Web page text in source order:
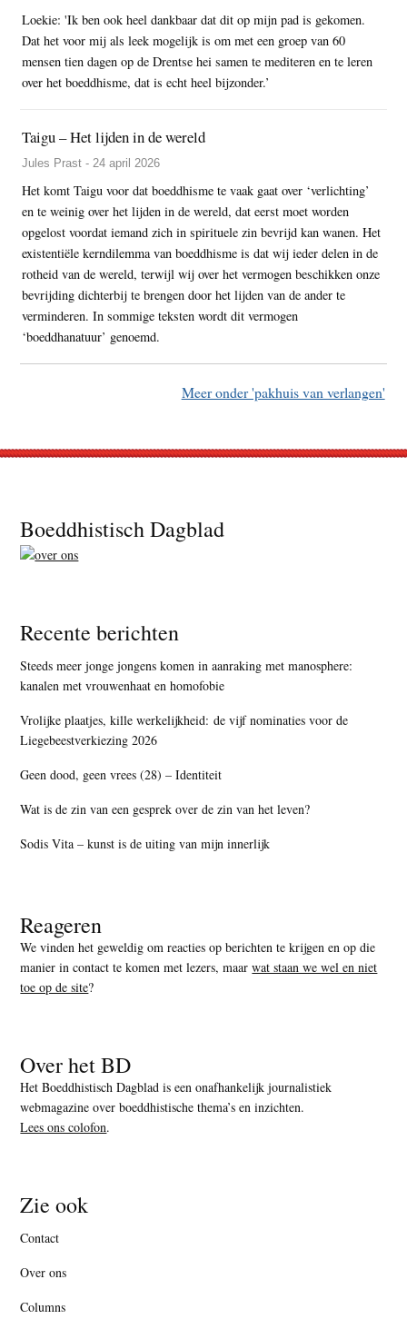
Loekie: 'Ik ben ook heel dankbaar dat dit op mijn pad is gekomen.
Dat het voor mij als leek mogelijk is om met een groep van 60
mensen tien dagen op de Drentse hei samen te mediteren en te leren
over het boeddhisme, dat is echt heel bijzonder.’
Taigu – Het lijden in de wereld
Jules Prast - 24 april 2026
Het komt Taigu voor dat boeddhisme te vaak gaat over ‘verlichting’
en te weinig over het lijden in de wereld, dat eerst moet worden
opgelost voordat iemand zich in spirituele zin bevrijd kan wanen. Het
existentiële kerndilemma van boeddhisme is dat wij ieder delen in de
rotheid van de wereld, terwijl wij over het vermogen beschikken onze
bevrijding dichterbij te brengen door het lijden van de ander te
verminderen. In sommige teksten wordt dit vermogen
‘boeddhanatuur’ genoemd.
Meer onder 'pakhuis van verlangen'
Footer
Boeddhistisch Dagblad
Recente berichten
Steeds meer jonge jongens komen in aanraking met manosphere:
kanalen met vrouwenhaat en homofobie
Vrolijke plaatjes, kille werkelijkheid: de vijf nominaties voor de
Liegebeestverkiezing 2026
Geen dood, geen vrees (28) – Identiteit
Wat is de zin van een gesprek over de zin van het leven?
Sodis Vita – kunst is de uiting van mijn innerlijk
Reageren
We vinden het geweldig om reacties op berichten te krijgen en op die
manier in contact te komen met lezers, maarwat staan we wel en niet
toe op de site?
Over het BD
Het Boeddhistisch Dagblad is een onafhankelijk journalistiek
webmagazine over boeddhistische thema’s en inzichten.
Lees ons colofon.
Zie ook
Contact
Over ons
Columns